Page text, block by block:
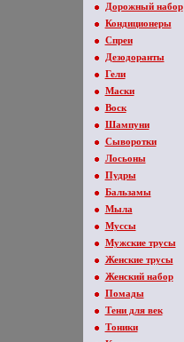
Дорожный набор
Кондиционеры
Спреи
Дезодоранты
Гели
Маски
Воск
Шампуни
Сыворотки
Лосьоны
Пудры
Бальзамы
Мыла
Муссы
Мужские трусы
Женские трусы
Женский набор
Помады
Тени для век
Тоники